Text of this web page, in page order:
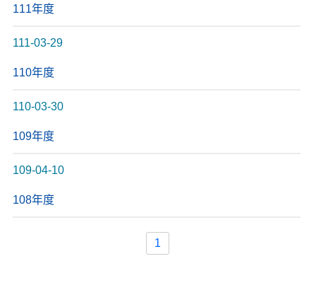
111年度
111-03-29
110年度
110-03-30
109年度
109-04-10
108年度
1